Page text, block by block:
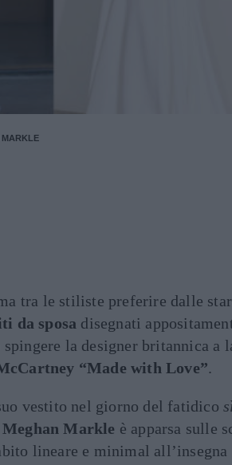
MARKLE
tra le stiliste preferire dalle
da sposa disegnati
spingere la designer britannica a
“Made with Love”.
vestito nel giorno del fatidico
Meghan Markle è apparsa sulle
lineare e minimal all’insegna